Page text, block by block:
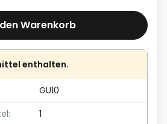
Warenkorb
enthalten.
GU10
1